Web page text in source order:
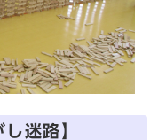
迷路】